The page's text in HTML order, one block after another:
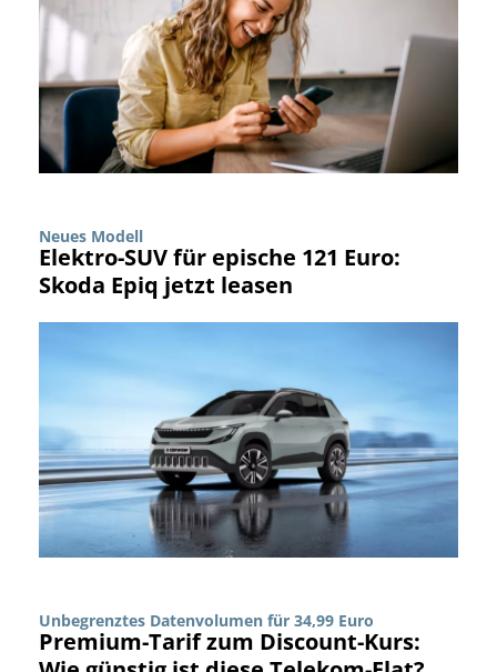
Neues Modell
Elektro-SUV für epische 121 Euro:
Skoda Epiq jetzt leasen
Unbegrenztes Datenvolumen für 34,99 Euro
Premium-Tarif zum Discount-Kurs: